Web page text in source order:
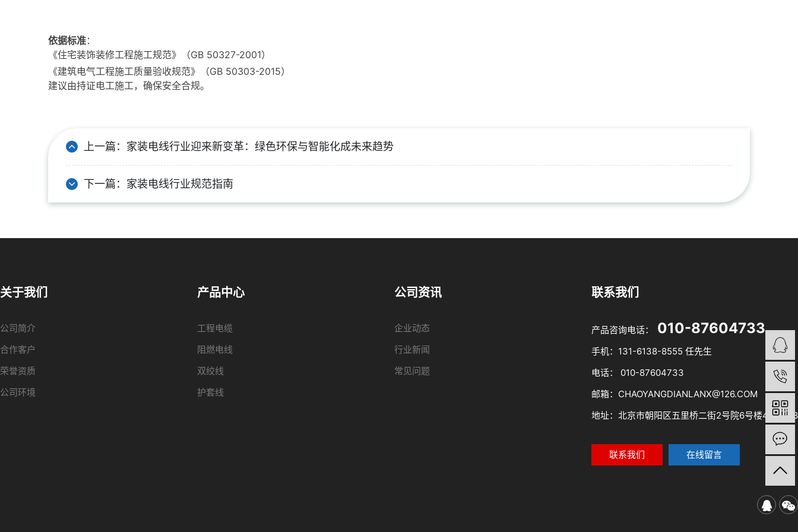
依据标准：
《住宅装饰装修工程施工规范》（GB 50327-2001）
《建筑电气工程施工质量验收规范》（GB 50303-2015）
建议由持证电工施工，确保安全合规。
上一篇： 家装电线行业迎来新变革：绿色环保与智能化成未来趋势
下一篇： 家装电线行业规范指南
关于我们
公司简介
合作客户
荣誉资质
公司环境
产品中心
工程电缆
阻燃电线
双绞线
护套线
公司资讯
企业动态
行业新闻
常见问题
联系我们
产品咨询电话： 010-87604733
手机：131-6138-8555 任先生
电话： 010-87604733
邮箱：CHAOYANGDIANLANX@126.COM
地址：北京市朝阳区五里桥二街2号院6号楼4层0418
联系我们 在线留言